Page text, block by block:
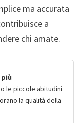
ma accurata
a
chi amate.
più
le piccole abitudini
la qualità della